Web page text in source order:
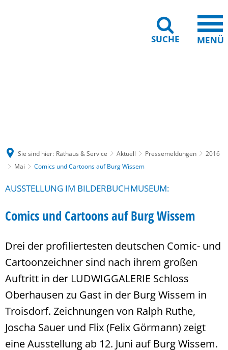
SUCHE MENÜ
Sie sind hier: Rathaus & Service Aktuell Pressemeldungen
2016
Mai
Comics und Cartoons auf Burg Wissem
AUSSTELLUNG IM BILDERBUCHMUSEUM:
Comics und Cartoons auf Burg Wissem
Drei der profiliertesten deutschen Comic- und
Cartoonzeichner sind nach ihrem großen
Auftritt in der LUDWIGGALERIE Schloss
Oberhausen zu Gast in der Burg Wissem in
Troisdorf. Zeichnungen von Ralph Ruthe,
Joscha Sauer und Flix (Felix Görmann) zeigt
eine Ausstellung ab 12. Juni auf Burg Wissem.